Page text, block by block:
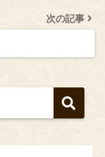
次の記事